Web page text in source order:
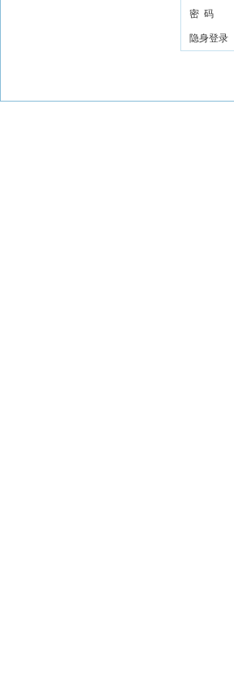
密 码
隐身登录